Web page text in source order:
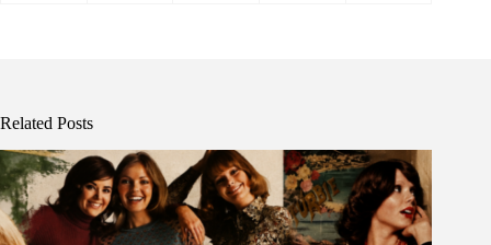
Related Posts